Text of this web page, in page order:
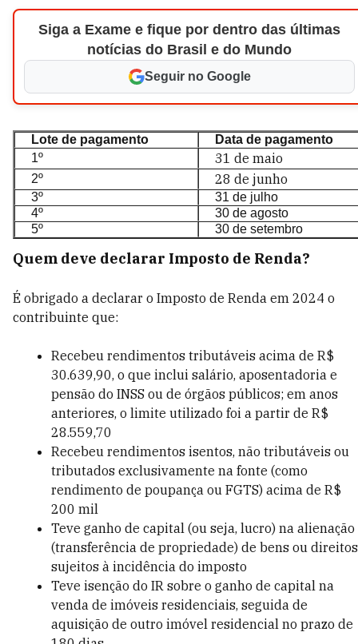
Siga a Exame e fique por dentro das últimas
notícias do Brasil e do Mundo
Seguir no Google
Lote de pagamento
Data de pagamento
1º
31 de maio
2º 28 de junho
3º
31 de julho
4º
30 de agosto
5º
30 de setembro
Quem deve declarar Imposto de Renda?
É obrigado a declarar o Imposto de Renda em 2024 o
contribuinte que:
Recebeu rendimentos tributáveis acima de R$
30.639,90, o que inclui salário, aposentadoria e
pensão do INSS ou de órgãos públicos; em anos
anteriores, o limite utilizado foi a partir de R$
28.559,70
Recebeu rendimentos isentos, não tributáveis ou
tributados exclusivamente na fonte (como
rendimento de poupança ou FGTS) acima de R$
200 mil
Teve ganho de capital (ou seja, lucro) na alienação
(transferência de propriedade) de bens ou direitos
sujeitos à incidência do imposto
Teve isenção do IR sobre o ganho de capital na
venda de imóveis residenciais, seguida de
aquisição de outro imóvel residencial no prazo de